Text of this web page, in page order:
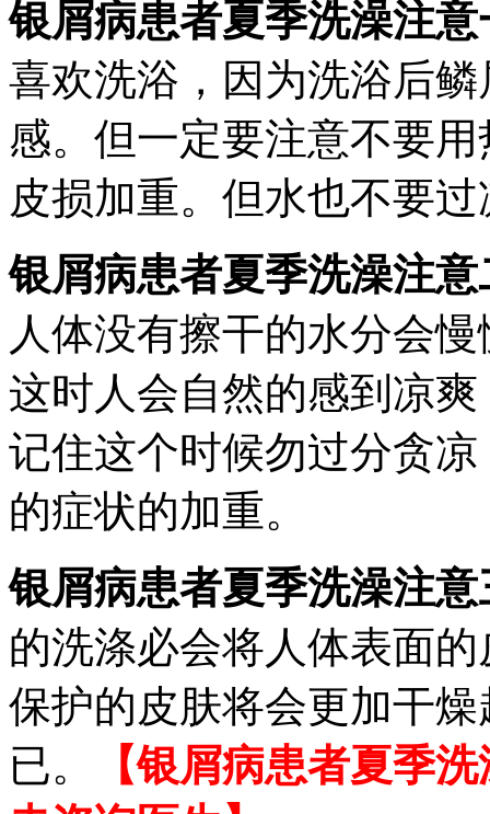
银屑病患者夏季洗澡注意
喜欢洗浴，因为洗浴后
感。但一定要注意不要
皮损加重。但水也不要过
银屑病患者夏季洗澡注意
人体没有擦干的水分会
这时人会自然的感到凉
记住这个时候勿过分贪
的症状的加重。
银屑病患者夏季洗澡注意
的洗涤必会将人体表面
保护的皮肤将会更加干
已。
【银屑病患者夏季